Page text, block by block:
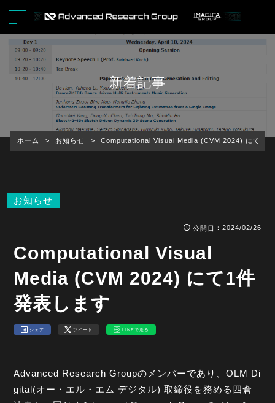
新着記事
ホーム > お知らせ > Computational Visual Media (CVM 2024) にて1件
お知らせ
公開日 ：2024/02/26
Computational Visual
Media (CVM 2024) にて1件
発表します
シェア ツイート LINEで送る
Advanced Research Groupのメンバーであり、OLM Di
gital(オー・エル・エム デジタル) 取締役を務める四倉